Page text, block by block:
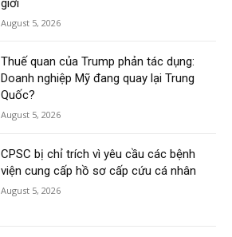
giới
August 5, 2026
Thuế quan của Trump phản tác dụng:
Doanh nghiệp Mỹ đang quay lại Trung
Quốc?
August 5, 2026
CPSC bị chỉ trích vì yêu cầu các bệnh
viện cung cấp hồ sơ cấp cứu cá nhân
August 5, 2026